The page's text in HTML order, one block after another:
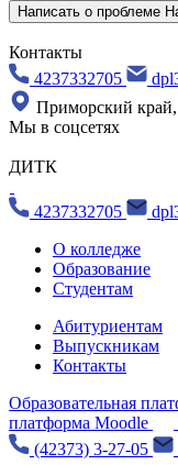
Написать о проблеме
Контакты
4237332705
Приморский край,
Мы в соцсетях
ДИТК
4237332705
О колледже
Образование
Студентам
Абитуриентам
Выпускникам
Контакты
Образовательная
платформа Moodle
(42373) 3-27-05